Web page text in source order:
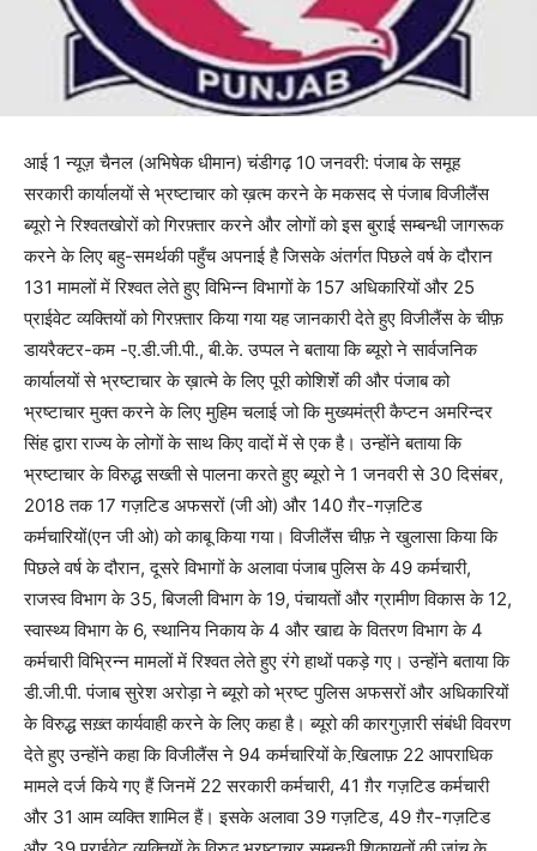
आई 1 न्यूज़ चैनल (अभिषेक धीमान) चंडीगढ़ 10 जनवरी: पंजाब के समूह
सरकारी कार्यालयों से भ्रष्टाचार को ख़त्म करने के मकसद से पंजाब विजीलैंस
ब्यूरो ने रिश्वतखोरों को गिरफ़्तार करने और लोगों को इस बुराई सम्बन्धी जागरूक
करने के लिए बहु-समर्थकी पहुँच अपनाई है जिसके अंतर्गत पिछले वर्ष के दौरान
131 मामलों में रिश्वत लेते हुए विभिन्न विभागों के 157 अधिकारियों और 25
प्राईवेट व्यक्तियों को गिरफ़्तार किया गया यह जानकारी देते हुए विजीलैंस के चीफ़
डायरैक्टर-कम -ए.डी.जी.पी., बी.के. उप्पल ने बताया कि ब्यूरो ने सार्वजनिक
कार्यालयों से भ्रष्टाचार के ख़ात्मे के लिए पूरी कोशिशेंं की और पंजाब को
भ्रष्टाचार मुक्त करने के लिए मुहिम चलाई जो कि मुख्यमंत्री कैप्टन अमरिन्दर
सिंह द्वारा राज्य के लोगों के साथ किए वादों में से एक है। उन्होंने बताया कि
भ्रष्टाचार के विरुद्ध सख्ती से पालना करते हुए ब्यूरो ने 1 जनवरी से 30 दिसंबर,
2018 तक 17 गज़टिड अफसरों (जी ओ) और 140 ग़ैर-गज़टिड
कर्मचारियों(एन जी ओ) को काबू किया गया। विजीलैंस चीफ़ ने खुलासा किया कि
पिछले वर्ष के दौरान, दूसरे विभागों के अलावा पंजाब पुलिस के 49 कर्मचारी,
राजस्व विभाग के 35, बिजली विभाग के 19, पंचायतों और ग्रामीण विकास के 12,
स्वास्थ्य विभाग के 6, स्थानिय निकाय के 4 और खाद्य के वितरण विभाग के 4
कर्मचारी विभ्रिन्न मामलों में रिश्वत लेते हुए रंगे हाथों पकड़े गए। उन्होंने बताया कि
डी.जी.पी. पंजाब सुरेश अरोड़ा ने ब्यूरो को भ्रष्ट पुलिस अफसरों और अधिकारियों
के विरुद्ध सख़्त कार्यवाही करने के लिए कहा है। ब्यूरो की कारगुज़ारी संबंधी विवरण
देते हुए उन्होंने कहा कि विजीलैंस ने 94 कर्मचारियों के खि़लाफ़ 22 आपराधिक
मामले दर्ज किये गए हैं जिनमें 22 सरकारी कर्मचारी, 41 ग़ैर गज़टिड कर्मचारी
और 31 आम व्यक्ति शामिल हैं। इसके अलावा 39 गज़टिड, 49 ग़ैर-गज़टिड